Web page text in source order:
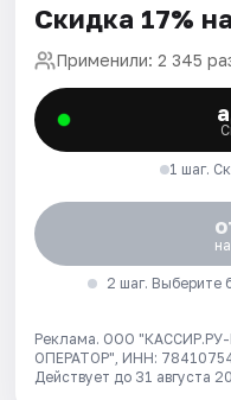
Скидка 17%
Применили: 2 345
1 шаг.
2 шаг. Выберите
Реклама. ООО
ОПЕРАТОР", ИНН:
Действует до 31 августа